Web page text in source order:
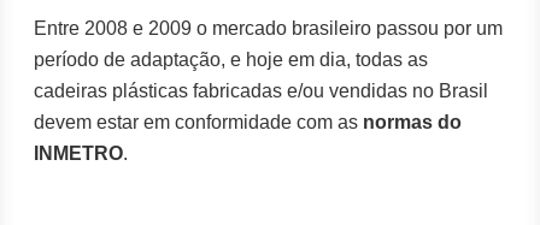
Entre 2008 e 2009 o mercado brasileiro passou por um
período de adaptação, e hoje em dia, todas as
cadeiras plásticas fabricadas e/ou vendidas no Brasil
devem estar em conformidade com as normas do
INMETRO.